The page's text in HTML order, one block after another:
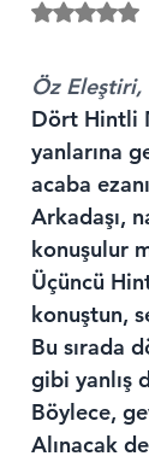
5
Öz Eleştiri,
Dört Hintli
yanlarına
acaba
Arkadaşı,
konuşulur
Üçüncü
konuştun,
Bu sırada
gibi yanlış
Böylece,
Alınacak